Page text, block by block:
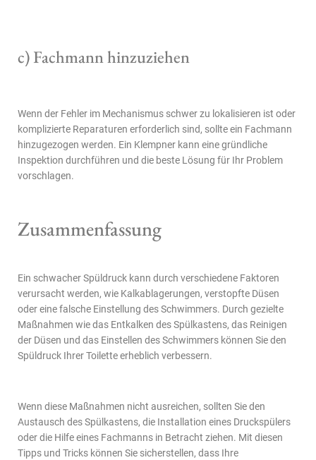
c) Fachmann hinzuziehen
Wenn der Fehler im Mechanismus schwer zu lokalisieren ist oder
komplizierte Reparaturen erforderlich sind, sollte ein Fachmann
hinzugezogen werden. Ein Klempner kann eine gründliche
Inspektion durchführen und die beste Lösung für Ihr Problem
vorschlagen.
Zusammenfassung
Ein schwacher Spüldruck kann durch verschiedene Faktoren
verursacht werden, wie Kalkablagerungen, verstopfte Düsen
oder eine falsche Einstellung des Schwimmers. Durch gezielte
Maßnahmen wie das Entkalken des Spülkastens, das Reinigen
der Düsen und das Einstellen des Schwimmers können Sie den
Spüldruck Ihrer Toilette erheblich verbessern.
Wenn diese Maßnahmen nicht ausreichen, sollten Sie den
Austausch des Spülkastens, die Installation eines Druckspülers
oder die Hilfe eines Fachmanns in Betracht ziehen. Mit diesen
Tipps und Tricks können Sie sicherstellen, dass Ihre